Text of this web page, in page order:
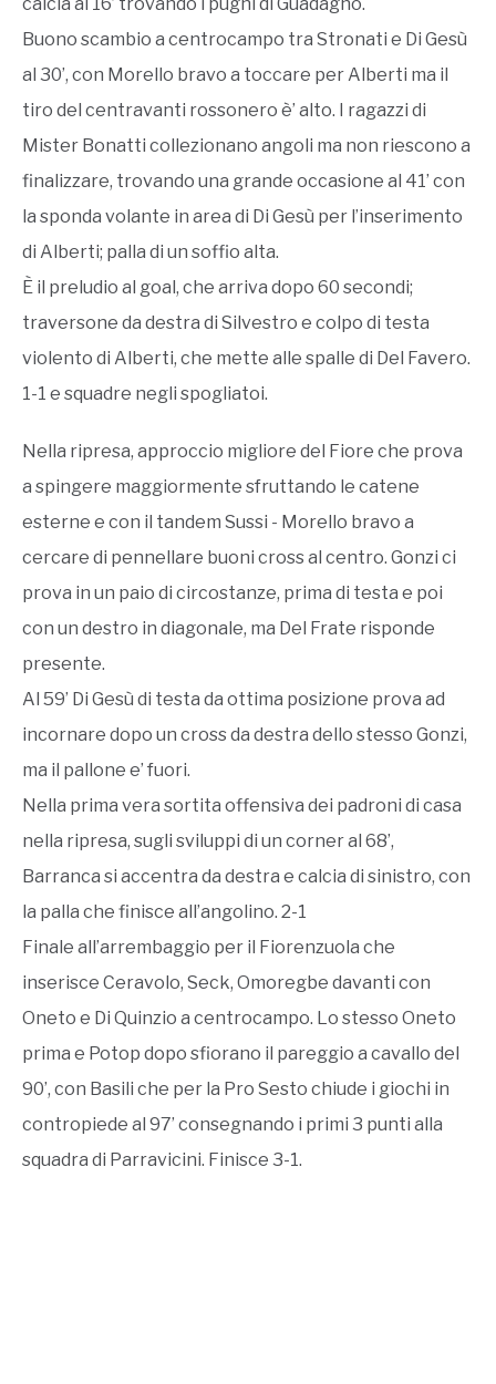
Buono scambio a centrocampo tra Stronati e Di Gesù
al 30’, con Morello bravo a toccare per Alberti ma il
tiro del centravanti rossonero è’ alto. I ragazzi di
Mister Bonatti collezionano angoli ma non riescono a
finalizzare, trovando una grande occasione al 41’ con
la sponda volante in area di Di Gesù per l’inserimento
di Alberti; palla di un soffio alta.
È il preludio al goal, che arriva dopo 60 secondi;
traversone da destra di Silvestro e colpo di testa
violento di Alberti, che mette alle spalle di Del Favero.
1-1 e squadre negli spogliatoi.
Nella ripresa, approccio migliore del Fiore che prova
a spingere maggiormente sfruttando le catene
esterne e con il tandem Sussi - Morello bravo a
cercare di pennellare buoni cross al centro. Gonzi ci
prova in un paio di circostanze, prima di testa e poi
con un destro in diagonale, ma Del Frate risponde
presente.
Al 59’ Di Gesù di testa da ottima posizione prova ad
incornare dopo un cross da destra dello stesso Gonzi,
ma il pallone e’ fuori.
Nella prima vera sortita offensiva dei padroni di casa
nella ripresa, sugli sviluppi di un corner al 68’,
Barranca si accentra da destra e calcia di sinistro, con
la palla che finisce all’angolino. 2-1
Finale all’arrembaggio per il Fiorenzuola che
inserisce Ceravolo, Seck, Omoregbe davanti con
Oneto e Di Quinzio a centrocampo. Lo stesso Oneto
prima e Potop dopo sfiorano il pareggio a cavallo del
90’, con Basili che per la Pro Sesto chiude i giochi in
contropiede al 97’ consegnando i primi 3 punti alla
squadra di Parravicini. Finisce 3-1.